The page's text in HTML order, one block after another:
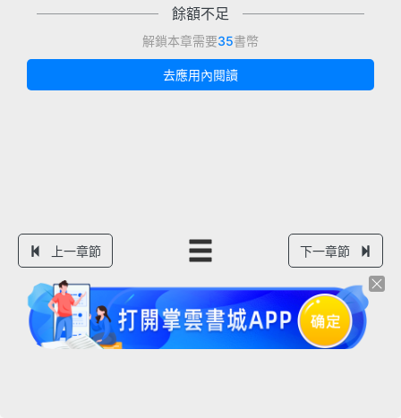
餘額不足
解鎖本章需要35書幣
去應用內閱讀
上一章節 下一章節